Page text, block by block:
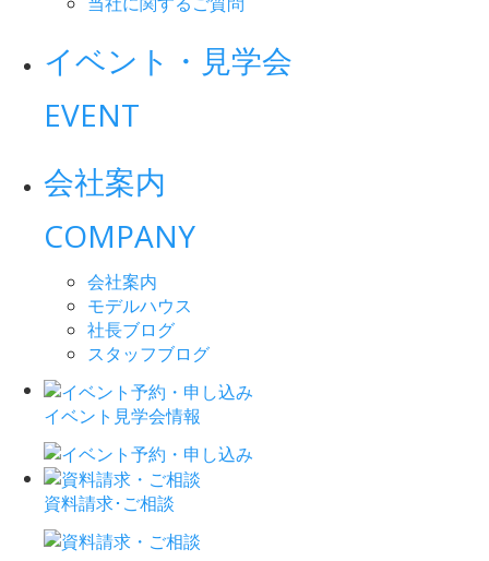
イベント・見学会
EVENT
会社案内
COMPANY
会社案内
モデルハウス
社長ブログ
スタッフブログ
イベント見学会情報
資料請求･ご相談